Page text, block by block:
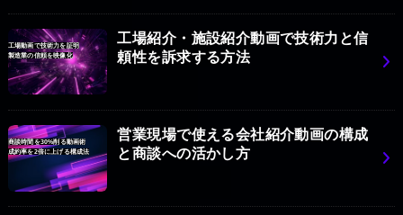
工場動画で技術力を証明
製造業の信頼を映像化
工場紹介・施設紹介動画で技術力と信
頼性を訴求する方法
商談時間を30%削る動画術
成約率を2倍に上げる構成法
営業現場で使える会社紹介動画の構成
と商談への活かし方